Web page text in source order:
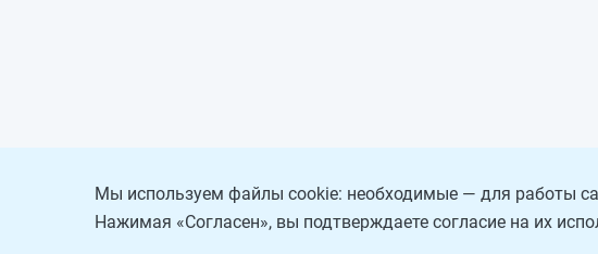
Мы используем файлы cookie: необходимые — для работы
Нажимая «Согласен», вы подтверждаете согласие на их